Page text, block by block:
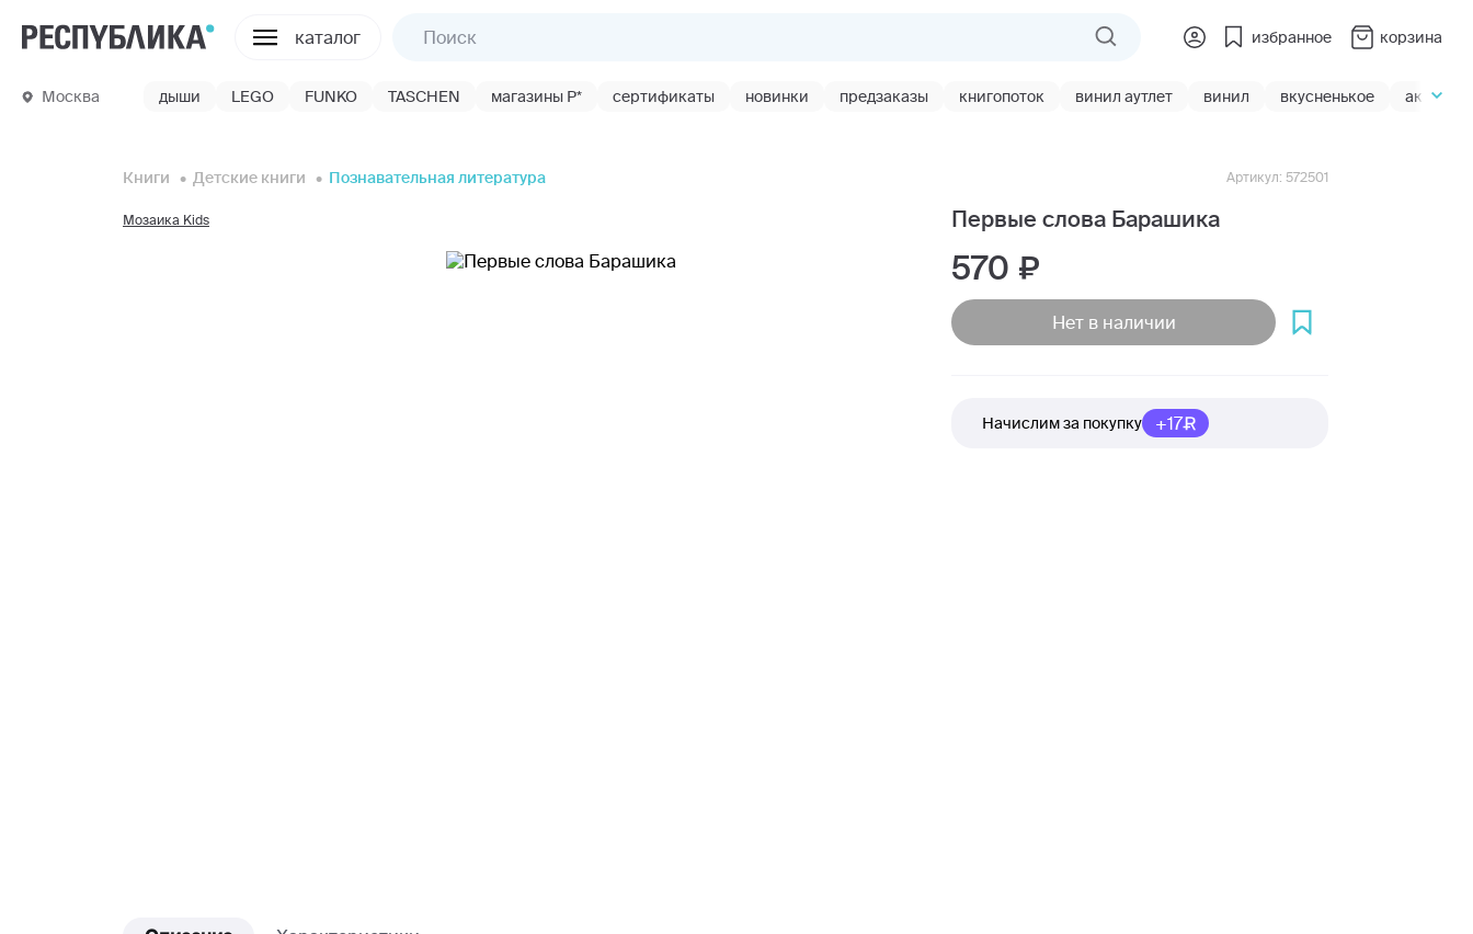
каталог избранное корзина
Москва дыши LEGO FUNKO TASCHEN магазины Р* сертификаты новинки предзаказы книгопоток винил аутлет винил вкусненькое акции
Книги Детские книги Познавательная литература
Мозаика Kids Первые слова Барашика
Артикул: 572501
570
Нет в наличии
Начислим за покупку +17